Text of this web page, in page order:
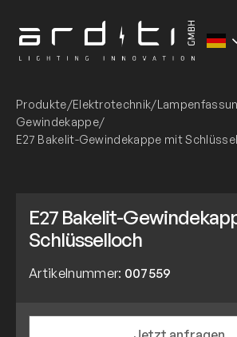
Inhalt
springen
Produkte/Elektrotechnik/
Gewindekappe/
E27 Bakelit-Gewindekappe mit
E27 Bakelit-
Schlüsselloch
Artikelnummer: 007559